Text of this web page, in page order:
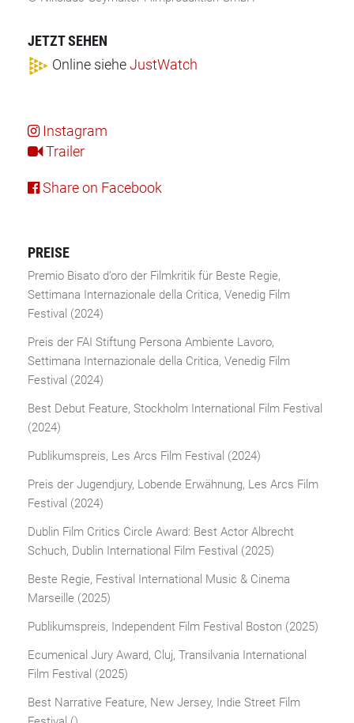
JETZT SEHEN
Online sieheJustWatch
Instagram
Trailer
Share on Facebook
PREISE
Premio Bisato d’oro der Filmkritik für Beste Regie,
Settimana Internazionale della Critica, Venedig Film
Festival (2024)
Preis der FAI Stiftung Persona Ambiente Lavoro,
Settimana Internazionale della Critica, Venedig Film
Festival (2024)
Best Debut Feature, Stockholm International Film Festival
(2024)
Publikumspreis, Les Arcs Film Festival (2024)
Preis der Jugendjury, Lobende Erwähnung, Les Arcs Film
Festival (2024)
Dublin Film Critics Circle Award: Best Actor Albrecht
Schuch, Dublin International Film Festival (2025)
Beste Regie, Festival International Music & Cinema
Marseille (2025)
Publikumspreis, Independent Film Festival Boston (2025)
Ecumenical Jury Award, Cluj, Transilvania International
Film Festival (2025)
Best Narrative Feature, New Jersey, Indie Street Film